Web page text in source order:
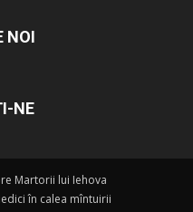
NOI
NE
Martorii lui Iehova
în calea mîntuirii